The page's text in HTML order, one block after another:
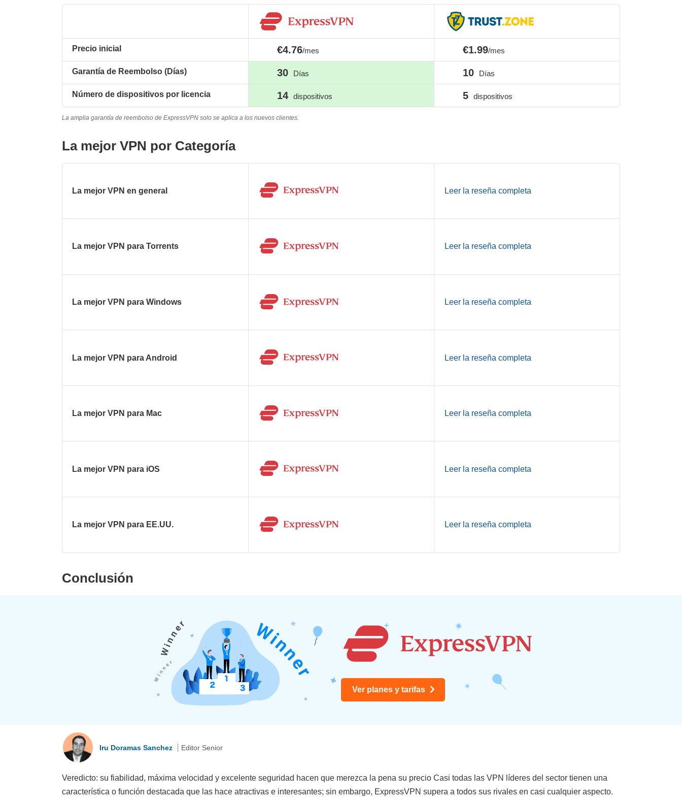
Precio inicial
Garantía de Reembolso (Días)
Número de dispositivos por licencia
€4.76/mes
30 Días
14 dispositivos
€1.99/mes
10 Días
5 dispositivos
La amplia garantía de reembolso de ExpressVPN solo se aplica a los nuevos clientes.
La mejor VPN por Categoría
La mejor VPN en general Leer la reseña completa
La mejor VPN para Torrents Leer la reseña completa
La mejor VPN para Windows Leer la reseña completa
La mejor VPN para Android Leer la reseña completa
La mejor VPN para Mac Leer la reseña completa
La mejor VPN para iOS Leer la reseña completa
La mejor VPN para EE.UU. Leer la reseña completa
Conclusión
Ver planes y tarifas
Iru Doramas Sanchez Editor Senior
Veredicto: su fiabilidad, máxima velocidad y excelente seguridad hacen que merezca la pena su precio Casi todas las VPN líderes del sector tienen una
característica o función destacada que las hace atractivas e interesantes; sin embargo, ExpressVPN supera a todos sus rivales en casi cualquier aspecto.